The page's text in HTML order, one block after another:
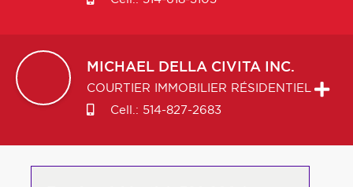
MICHAEL DELLA CIVITA INC.
COURTIER IMMOBILIER RÉSIDENTIEL
Cell.: 514-827-2683